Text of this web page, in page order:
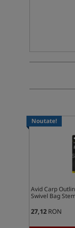
Noutate!
Avid Carp
Swivel Bag
27,12RON